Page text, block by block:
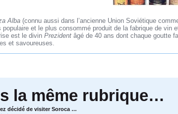
Alba(connu aussi dans l’ancienne Union Soviétique
populaire et le plus consommé produit de la fabrique de vin
est le divin Prezidentâgé de 40 ans dont chaque goutte
et savoureuses.
la même rubrique…
décidé de visiter Soroca …